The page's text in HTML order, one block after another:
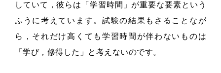
していて，彼らは「学習時間」が重要な要素という
ふうに考えています。試験の結果もさることなが
ら，それだけ高くても学習時間が伴わないものは
「学び，修得した」と考えないのです。